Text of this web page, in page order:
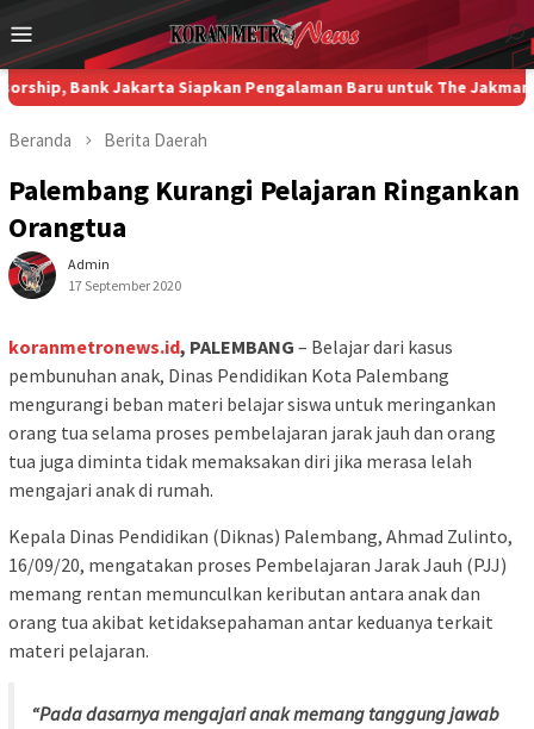
ke
konten
Menu
Mobile
Bank Jakarta Siapkan Pengalaman Baru untuk The Jakmania
Beranda Berita Daerah
Palembang Kurangi Pelajaran Ringankan
Orangtua
Admin
17 September 2020
koranmetronews.id, PALEMBANG – Belajar dari kasus
pembunuhan anak, Dinas Pendidikan Kota Palembang
mengurangi beban materi belajar siswa untuk meringankan
orang tua selama proses pembelajaran jarak jauh dan orang
tua juga diminta tidak memaksakan diri jika merasa lelah
mengajari anak di rumah.
Kepala Dinas Pendidikan (Diknas) Palembang, Ahmad Zulinto,
16/09/20, mengatakan proses Pembelajaran Jarak Jauh (PJJ)
memang rentan memunculkan keributan antara anak dan
orang tua akibat ketidaksepahaman antar keduanya terkait
materi pelajaran.
“Pada dasarnya mengajari anak memang tanggung jawab